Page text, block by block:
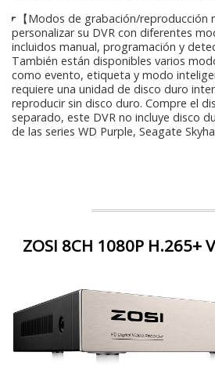
☛【Modos de grabación/reproducción
personalizar su DVR con diferentes
incluidos manual, programación y
También están disponibles varios
como evento, etiqueta y modo
requiere una unidad de disco duro
reproducir sin disco duro. Compre el
separado, este DVR no incluye disco
de las series WD Purple, Seagate
ZOSI 8CH 1080P H.265+